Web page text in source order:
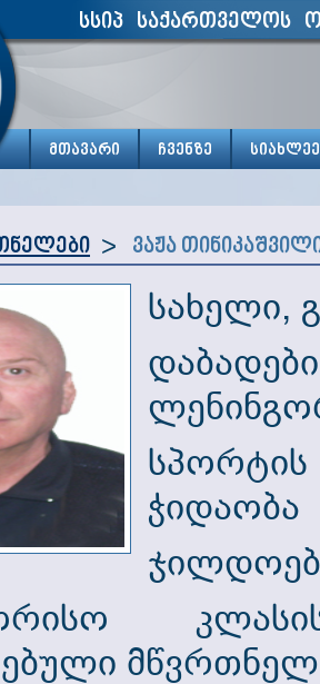
სსიპ საქართველოს
მთავარი ჩვენზე
> ვაჟა
სახელი,
ჭიდაობა